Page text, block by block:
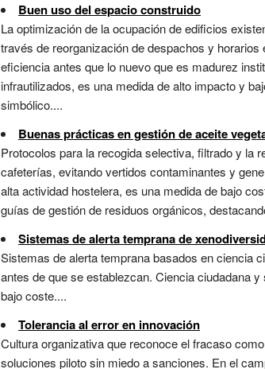
Buen uso del espacio construido
La optimización de la ocupación de edificios
través de reorganización de despachos y
eficiencia antes que lo nuevo que es madurez
infrautilizados, es una medida de alto impacto y
simbólico....
Buenas prácticas en gestión de aceite
Protocolos para la recogida selectiva, filtrado y la
cafeterías, evitando vertidos contaminantes y
alta actividad hostelera, es una medida de bajo
guías de gestión de residuos orgánicos,
Sistemas de alerta temprana de
Sistemas de alerta temprana basados en ciencia
antes de que se establezcan. Ciencia ciudadana
bajo coste....
Tolerancia al error en innovación
Cultura organizativa que reconoce el fracaso
soluciones piloto sin miedo a sanciones. En el